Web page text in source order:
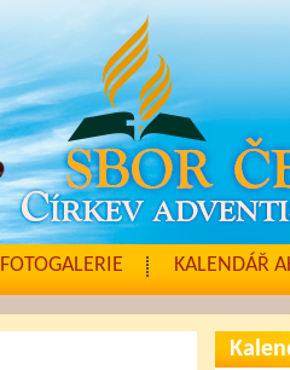
FOTOGALERIE KALENDÁŘ